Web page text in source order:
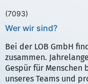
(7093)
Wer wir sind?
Bei der LOB GmbH
zusammen.
Gespür für Menschen
unseres Teams und